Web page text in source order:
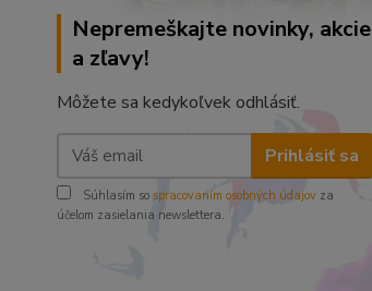
Nepremeškajte novinky, akcie
a zľavy!
Môžete sa kedykoľvek odhlásiť.
Prihlásiť sa
Súhlasím so spracovaním osobných údajov za
účelom zasielania newslettera.